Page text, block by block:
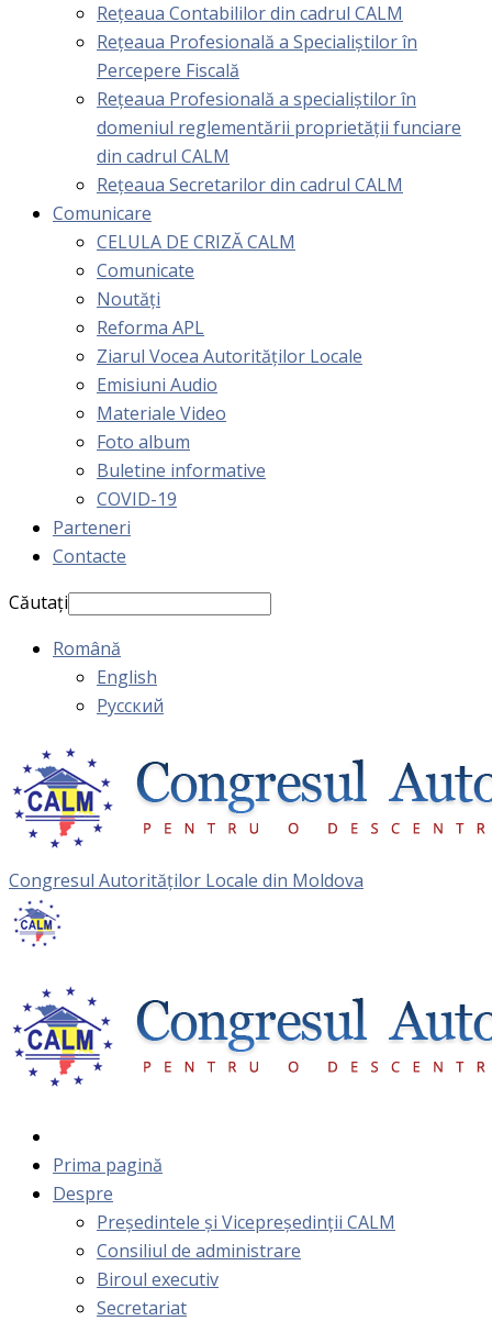
Rețeaua Contabililor din cadrul CALM
Rețeaua Profesională a Specialiștilor în
Percepere Fiscală
Reţeaua Profesională a specialiştilor în
domeniul reglementării proprietăţii funciare
din cadrul CALM
Rețeaua Secretarilor din cadrul CALM
Comunicare
CELULA DE CRIZĂ CALM
Comunicate
Noutăți
Reforma APL
Ziarul Vocea Autorităților Locale
Emisiuni Audio
Materiale Video
Foto album
Buletine informative
COVID-19
Parteneri
Contacte
Căutați
Română
English
Русский
Congresul Autorităţilor Locale din Moldova
Prima pagină
Despre
Președintele și Vicepreședinții CALM
Consiliul de administrare
Biroul executiv
Secretariat